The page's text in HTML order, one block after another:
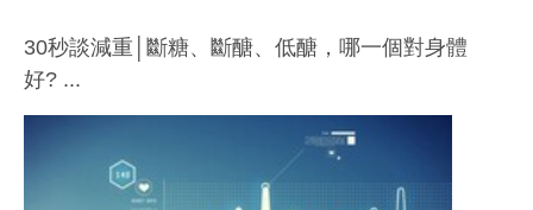
30秒談減重│斷糖、斷醣、低醣，哪一個對身體
好? ...